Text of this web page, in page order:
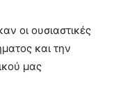
οι ουσιαστικές
και την
μας